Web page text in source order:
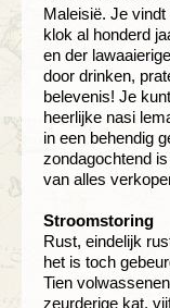
Maleisië. Je
klok al honderd
en der
door drinken,
belevenis! Je
heerlijke nasi
in een behendig
zondagochtend
van alles
Stroomstoring
Rust, eindelijk
het is toch
Tien
zeurderige kat,